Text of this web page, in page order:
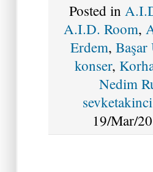
Posted in
A.I.D. Room,
Erdem, Başar
konser,
Nedim
19/Mar/